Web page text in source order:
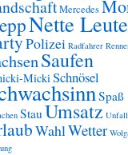
Mercedes
Nette Leute
Polizei Radfahrer
Saufen
MickiSchnösel
Spaß
StauUmsatz Unfall
WahlWetter